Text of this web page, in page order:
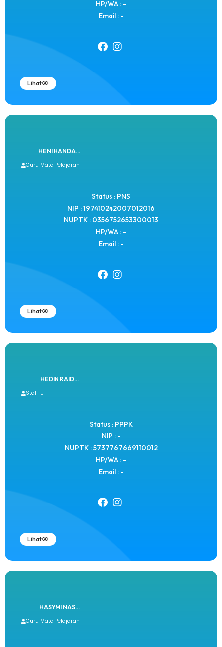
HP/WA : -
Email : -
Lihat
HENI HANDA...
Guru Mata Pelajaran
Status : PNS
NIP : 197410242007012016
NUPTK : 0356752653300013
HP/WA : -
Email : -
Lihat
HEDIN RAID...
Staf TU
Status : PPPK
NIP : -
NUPTK : 5737767669110012
HP/WA : -
Email : -
Lihat
HASYMI NAS...
Guru Mata Pelajaran